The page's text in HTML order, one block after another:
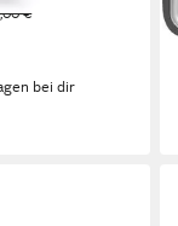
€
bei dir